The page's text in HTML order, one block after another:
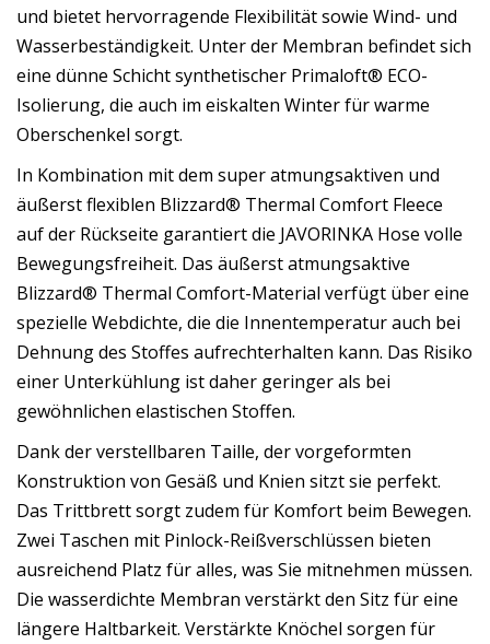
und bietet hervorragende Flexibilität sowie Wind- und
Wasserbeständigkeit. Unter der Membran befindet sich
eine dünne Schicht synthetischer Primaloft® ECO-
Isolierung, die auch im eiskalten Winter für warme
Oberschenkel sorgt.
In Kombination mit dem super atmungsaktiven und
äußerst flexiblen Blizzard® Thermal Comfort Fleece
auf der Rückseite garantiert die JAVORINKA Hose volle
Bewegungsfreiheit. Das äußerst atmungsaktive
Blizzard® Thermal Comfort-Material verfügt über eine
spezielle Webdichte, die die Innentemperatur auch bei
Dehnung des Stoffes aufrechterhalten kann. Das Risiko
einer Unterkühlung ist daher geringer als bei
gewöhnlichen elastischen Stoffen.
Dank der verstellbaren Taille, der vorgeformten
Konstruktion von Gesäß und Knien sitzt sie perfekt.
Das Trittbrett sorgt zudem für Komfort beim Bewegen.
Zwei Taschen mit Pinlock-Reißverschlüssen bieten
ausreichend Platz für alles, was Sie mitnehmen müssen.
Die wasserdichte Membran verstärkt den Sitz für eine
längere Haltbarkeit. Verstärkte Knöchel sorgen für